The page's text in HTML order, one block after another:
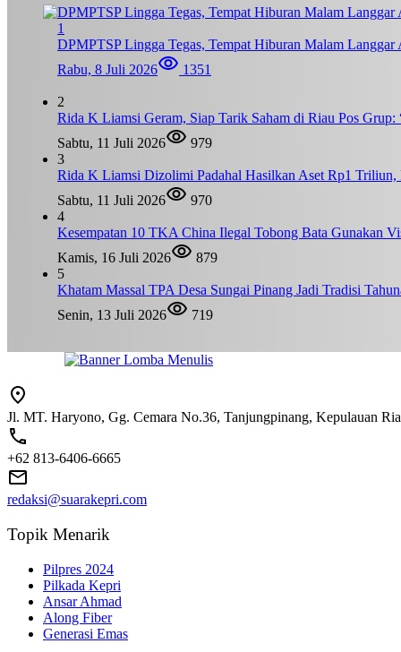
1
DPMPTSP Lingga Tegas, Tempat Hiburan Malam Langgar
Rabu, 8 Juli 2026
1351
2
Rida K Liamsi Geram, Siap Tarik Saham di Riau Pos
Sabtu, 11 Juli 2026
979
3
Rida K Liamsi Dizolimi Padahal Hasilkan Aset Rp1 Triliun,
Sabtu, 11 Juli 2026
970
4
Kesempatan 10 TKA China Ilegal Tobong Bata Gunakan
Kamis, 16 Juli 2026
879
5
Khatam Massal TPA Desa Sungai Pinang Jadi Tradisi
Senin, 13 Juli 2026
719
Jl. MT. Haryono, Gg. Cemara No.36, Tanjungpinang, Kepulauan
+62 813-6406-6665
redaksi@suarakepri.com
Topik Menarik
Pilpres 2024
Pilkada Kepri
Ansar Ahmad
Along Fiber
Generasi Emas